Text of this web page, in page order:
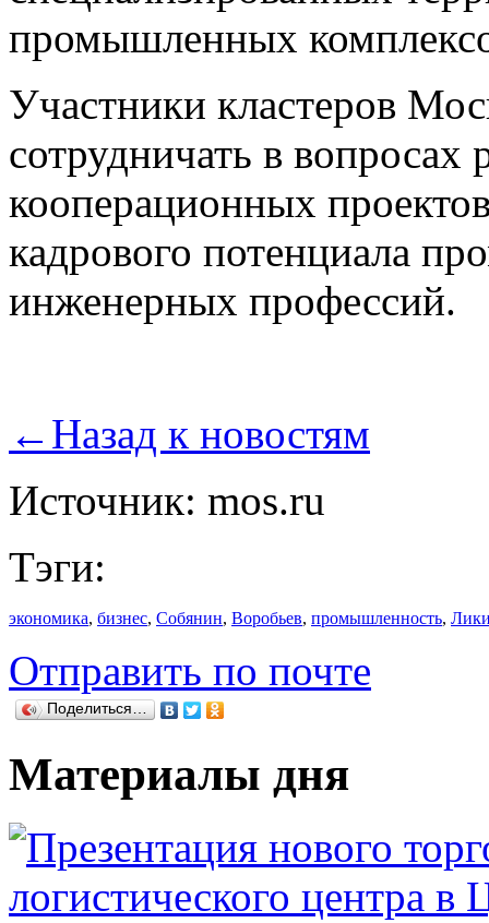
промышленных
Участники кластеров
сотрудничать в вопросах
кооперационных
кадрового потенциала
инженерных профессий.
← Назад к новостям
Источник: mos.ru
Тэги:
экономика, бизнес, Собянин, Воробьев, промышленность,
Отправить по почте
Поделиться…
Материалы дня